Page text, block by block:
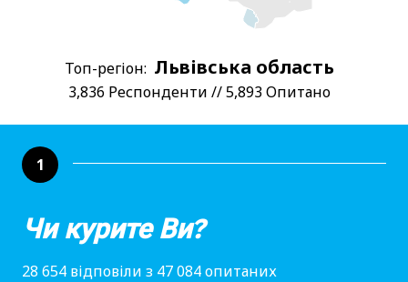
Топ-регіон: Львівська область
3,836 Респонденти // 5,893 Опитано
1
Чи курите Ви?
28 654 відповіли з 47 084 опитаних